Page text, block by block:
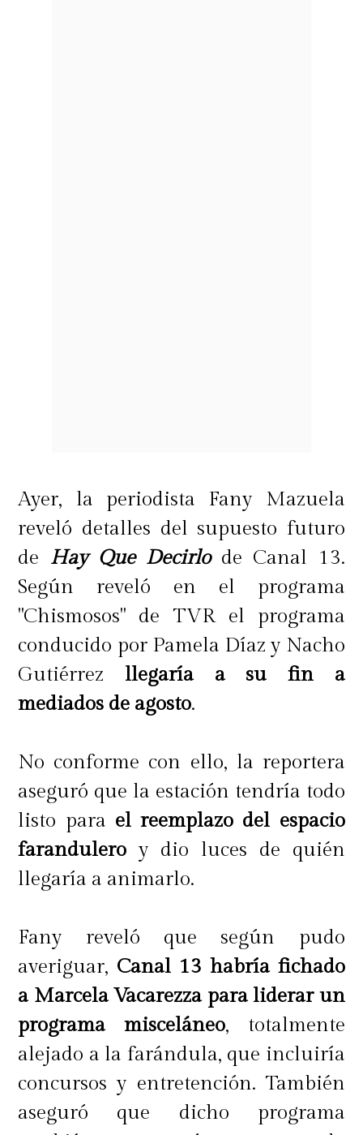
Ayer, la periodista Fany Mazuela
reveló detalles del supuesto futuro
de Hay Que Decirlode Canal 13.
Según reveló en el programa
"Chismosos" de TVR el programa
conducido por Pamela Díaz y Nacho
Gutiérrezllegaría a su fin a
mediados de agosto.
No conforme con ello, la reportera
aseguró que la estación tendría todo
listo para el reemplazo del espacio
farandulero y dio luces de quién
llegaría a animarlo.
Fany reveló que según pudo
averiguar, Canal 13 habría fichado
a Marcela Vacarezza para liderar un
programa misceláneo, totalmente
alejado a la farándula, que incluiría
concursos y entretención. También
aseguró que dicho programa